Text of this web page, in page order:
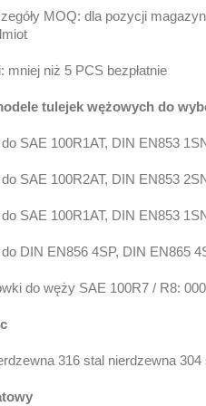
MOQ: dla pozycji
mniej niż 5 PCS bezpłatnie
tulejek wężowych do
SAE 100R1AT, DIN EN853
SAE 100R2AT, DIN EN853
SAE 100R1AT, DIN EN853
DIN EN856 4SP, DIN EN865
do węży SAE 100R7 / R8:
316 stal nierdzewna